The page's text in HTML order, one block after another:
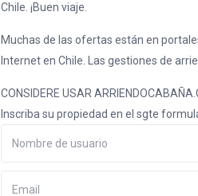
Chile. ¡Buen viaje.
Muchas de las ofertas están en
Internet en Chile. Las gestiones de
CONSIDERE USAR
Inscriba su propiedad en el sgte